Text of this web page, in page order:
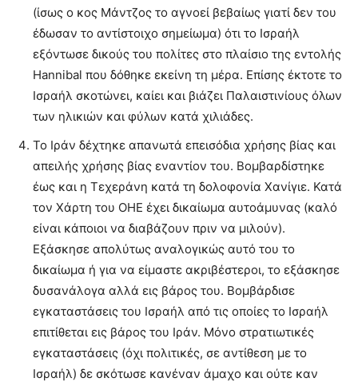
(ίσως ο κος Μάντζος το αγνοεί βεβαίως γιατί δεν του
έδωσαν το αντίστοιχο σημείωμα) ότι το Ισραήλ
εξόντωσε δικούς του πολίτες στο πλαίσιο της εντολής
Hannibal που δόθηκε εκείνη τη μέρα. Επίσης έκτοτε το
Ισραήλ σκοτώνει, καίει και βιάζει Παλαιστινίους όλων
των ηλικιών και φύλων κατά χιλιάδες.
Το Ιράν δέχτηκε απανωτά επεισόδια χρήσης βίας και
απειλής χρήσης βίας εναντίον του. Βομβαρδίστηκε
έως και η Τεχεράνη κατά τη δολοφονία Χανίγιε. Κατά
τον Χάρτη του ΟΗΕ έχει δικαίωμα αυτοάμυνας (καλό
είναι κάποιοι να διαβάζουν πριν να μιλούν).
Εξάσκησε απολύτως αναλογικώς αυτό του το
δικαίωμα ή για να είμαστε ακριβέστεροι, το εξάσκησε
δυσανάλογα αλλά εις βάρος του. Βομβάρδισε
εγκαταστάσεις του Ισραήλ από τις οποίες το Ισραήλ
επιτίθεται εις βάρος του Ιράν. Μόνο στρατιωτικές
εγκαταστάσεις (όχι πολιτικές, σε αντίθεση με το
Ισραήλ) δε σκότωσε κανέναν άμαχο και ούτε καν